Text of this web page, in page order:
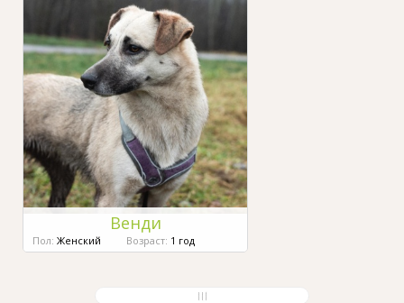
Венди
Пол: Женский Возраст: 1 год